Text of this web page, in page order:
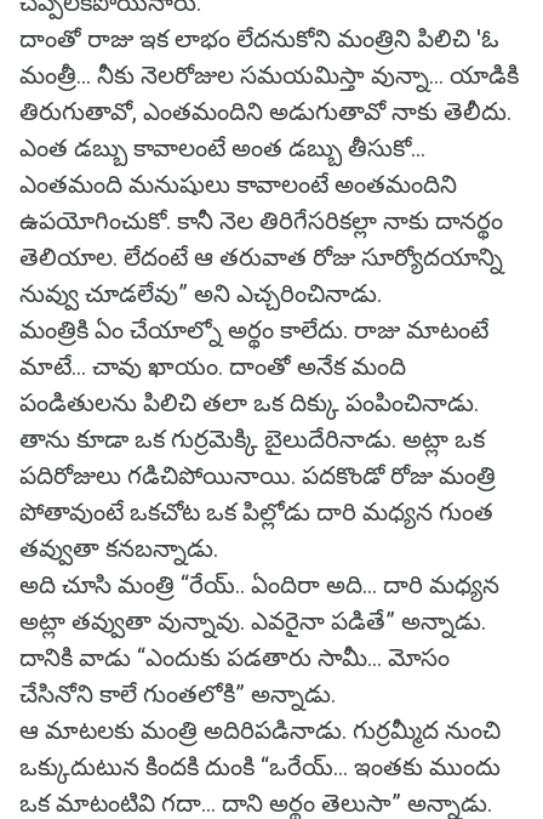
దాంతో రాజు ఇక లాభం లేదనుకోని మంత్రిని పిలిచి 'ఓ
మంత్రీ... నీకు నెలరోజుల సమయమిస్తా వున్నా... యాడికి
తిరుగుతావో, ఎంతమందిని అడుగుతావో నాకు తెలీదు.
ఎంత డబ్బు కావాలంటే అంత డబ్బు తీసుకో...
ఎంతమంది మనుషులు కావాలంటే అంతమందిని
ఉపయోగించుకో. కానీ నెల తిరిగేసరికల్లా నాకు దానర్థం
తెలియాల. లేదంటే ఆ తరువాత రోజు సూర్యోదయాన్ని
నువ్వు చూడలేవు” అని ఎచ్చరించినాడు.
మంత్రికి ఏం చేయాల్నో అర్థం కాలేదు. రాజు మాటంటే
మాటే... చావు ఖాయం. దాంతో అనేక మంది
పండితులను పిలిచి తలా ఒక దిక్కు పంపించినాడు.
తాను కూడా ఒక గుర్రమెక్కి బైలుదేరినాడు. అట్లా ఒక
పదిరోజులు గడిచిపోయినాయి. పదకొండో రోజు మంత్రి
పోతావుంటే ఒకచోట ఒక పిల్లోడు దారి మధ్యన గుంత
తవ్వుతా కనబన్నాడు.
అది చూసి మంత్రి “రేయ్.. ఏందిరా అది... దారి మధ్యన
అట్లా తవ్వుతా వున్నావు. ఎవరైనా పడితే” అన్నాడు.
దానికి వాడు “ఎందుకు పడతారు సామీ... మోసం
చేసినోని కాలే గుంతలోకి” అన్నాడు.
ఆ మాటలకు మంత్రి అదిరిపడినాడు. గుర్రమ్మీద నుంచి
ఒక్కుదుటున కిందకి దుంకి “ఒరేయ్... ఇంతకు ముందు
ఒక మాటంటివి గదా... దాని అర్థం తెలుసా” అన్నాడు.